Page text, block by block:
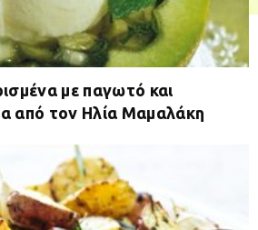
με παγωτό και
από τον Ηλία Μαμαλάκη